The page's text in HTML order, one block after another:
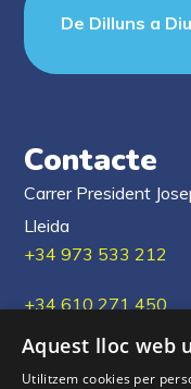
De Dilluns a
Contacte
Carrer President
Lleida
+34 973 533 212
+34 610 271 450
xous@xous.cat
Aquest lloc web
Utilitzem cookies per